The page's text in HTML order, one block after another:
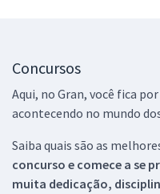
Concursos
Aqui, no Gran, você fica
acontecendo no mundo
Saiba quais são as
concurso e comece a se
muita dedicação,